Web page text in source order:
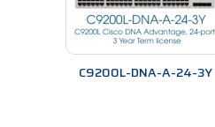
C9200L-DNA-A-24-3Y